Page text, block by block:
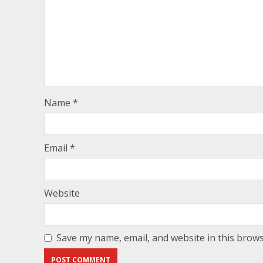
Name *
Email *
Website
Save my name, email, and website in this